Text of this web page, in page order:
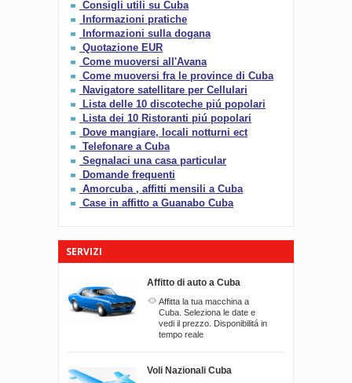
Consigli utili su Cuba
Informazioni pratiche
Informazioni sulla dogana
Quotazione EUR
Come muoversi all'Avana
Come muoversi fra le province di Cuba
Navigatore satellitare per Cellulari
Lista delle 10 discoteche piú popolari
Lista dei 10 Ristoranti piú popolari
Dove mangiare, locali notturni ect
Telefonare a Cuba
Segnalaci una casa particular
Domande frequenti
Amorcuba , affitti mensili a Cuba
Case in affitto a Guanabo Cuba
SERVIZI
Affitto di auto a Cuba
Affitta la tua macchina a
Cuba. Seleziona le date e
vedi il prezzo. Disponibilitá in
tempo reale
Voli Nazionali Cuba